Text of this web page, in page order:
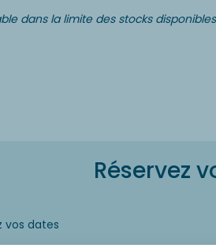
dans la limite des stocks
Réservez
vos dates